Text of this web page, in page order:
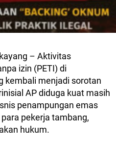
– Aktivitas
izin (PETI) di
kembali menjadi sorotan
AP diduga kuat masih
penampungan emas
pekerja tambang,
hukum.